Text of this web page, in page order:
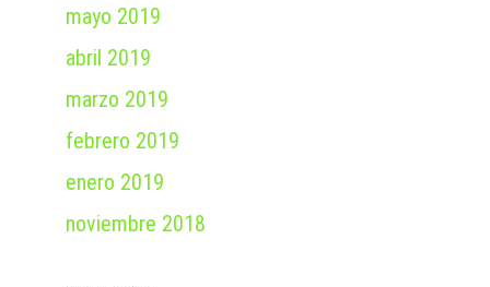
mayo 2019
abril 2019
marzo 2019
febrero 2019
enero 2019
noviembre 2018